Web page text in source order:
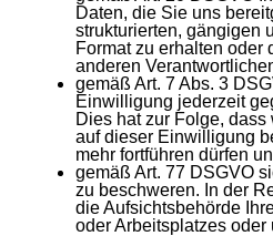
Daten, die Sie uns
strukturierten, gängigen
Format zu erhalten oder
anderen
gemäß Art. 7 Abs. 3
Einwilligung jederzeit
Dies hat zur Folge,
auf dieser Einwilligung
mehr fortführen dürfen
gemäß Art. 77 DSGVO
zu beschweren. In der
die Aufsichtsbehörde
oder Arbeitsplatzes